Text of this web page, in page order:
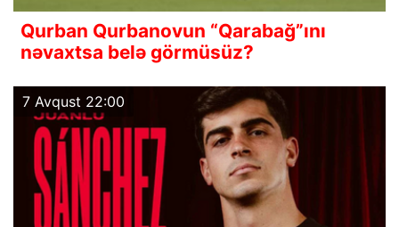
Qurban Qurbanovun “Qarabağ”ını
nəvaxtsa belə görmüsüz?
7 Avqust 22:00